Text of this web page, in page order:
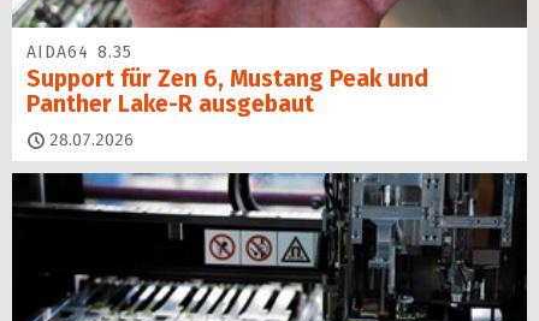
AIDA64 8.35
Support für Zen 6, Mustang Peak und
Panther Lake-R ausgebaut
28.07.2026